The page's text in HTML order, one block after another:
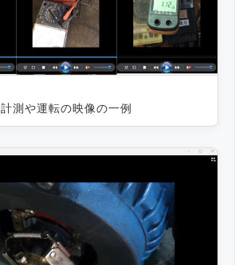
計測や運転の映像の一例